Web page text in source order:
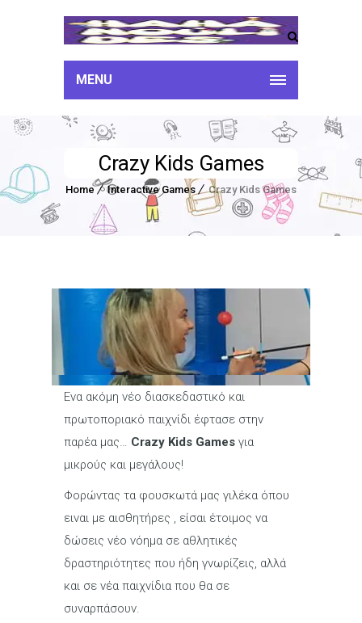
MENU
Crazy Kids Games
Home Interactive Games Crazy Kids Games
Ενα ακόμη νέο διασκεδαστικό και
πρωτοποριακό παιχνίδι έφτασε στην
παρέα μας… Crazy Kids Games για
μικρούς και μεγάλους!
Φορώντας τα φουσκωτά μας γιλέκα όπου
ειναι με αισθητήρες , είσαι έτοιμος να
δώσεις νέο νόημα σε αθλητικές
δραστηριότητες που ήδη γνωρίζεις, αλλά
και σε νέα παιχνίδια που θα σε
συναρπάσουν.